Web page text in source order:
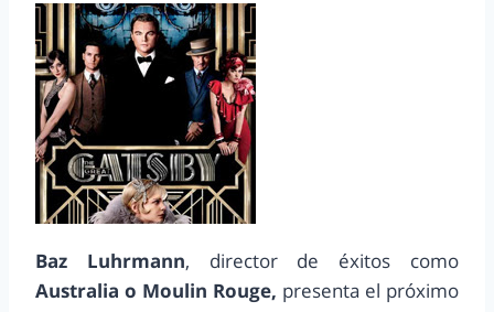
Baz Luhrmann, director de éxitos como
Australia o Moulin Rouge, presenta el próximo